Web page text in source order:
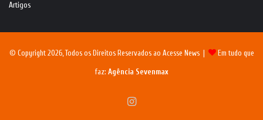
Artigos
© Copyright 2026, Todos os Direitos Reservados ao Acesse News | Em tudo que
faz: Agência Sevenmax
Instagram